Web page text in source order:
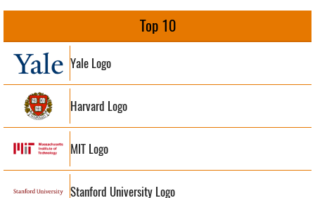
Top 10
Yale Logo
Harvard Logo
MIT Logo
Stanford University Logo